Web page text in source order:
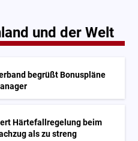
und der Welt
begrüßt Bonuspläne
Härtefallregelung beim
als zu streng